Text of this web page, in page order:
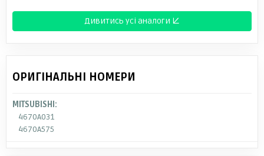
Дивитись усі аналоги ↓
ОРИГІНАЛЬНІ НОМЕРИ
MITSUBISHI:
4670A031
4670A575